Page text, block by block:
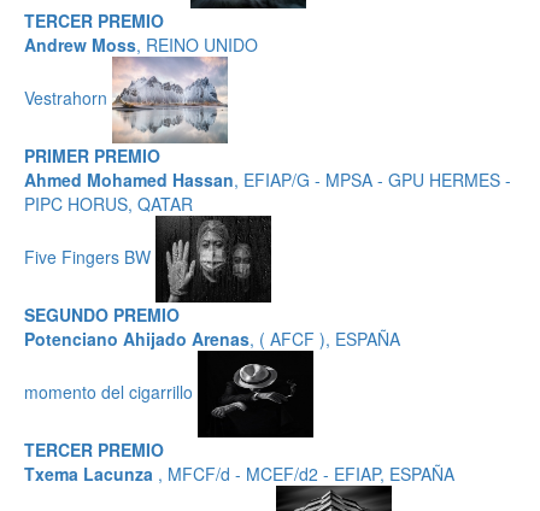
TERCER PREMIO
Andrew Moss, REINO UNIDO
Vestrahorn
PRIMER PREMIO
Ahmed Mohamed Hassan, EFIAP/G - MPSA - GPU HERMES -
PIPC HORUS, QATAR
Five Fingers BW
SEGUNDO PREMIO
Potenciano Ahijado Arenas, ( AFCF ), ESPAÑA
momento del cigarrillo
TERCER PREMIO
Txema Lacunza , MFCF/d - MCEF/d2 - EFIAP, ESPAÑA